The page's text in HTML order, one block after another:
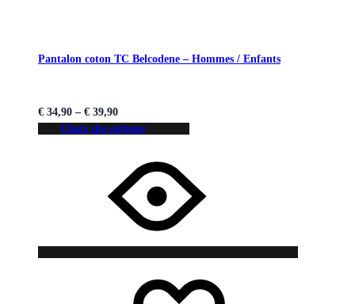
Pantalon coton TC Belcodene – Hommes / Enfants
€ 34,90 – € 39,90
Choix des options